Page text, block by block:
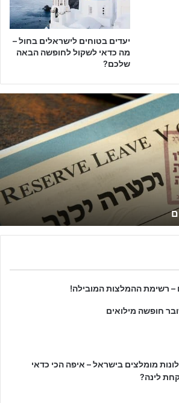
יעדים בטוחים לישראלים בחול –
מה כדאי לשקול לחופשה הבאה
שלכם?
– רשימת ההמלצות המובילה!
חופשה מילואים
מומלצים בישראל – איפה הכי כדאי
לינה?